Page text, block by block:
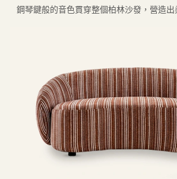
鋼琴鍵般的音色貫穿整個柏林沙發，營造出